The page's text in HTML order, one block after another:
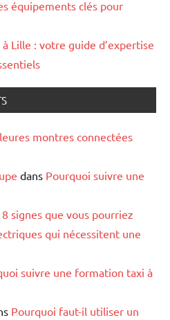
équipements clés pour
Lille : votre guide d’expertise
montres connectées
dans Pourquoi suivre une
8 signes que vous pourriez
qui nécessitent une
suivre une formation taxi à
Pourquoi faut-il utiliser un